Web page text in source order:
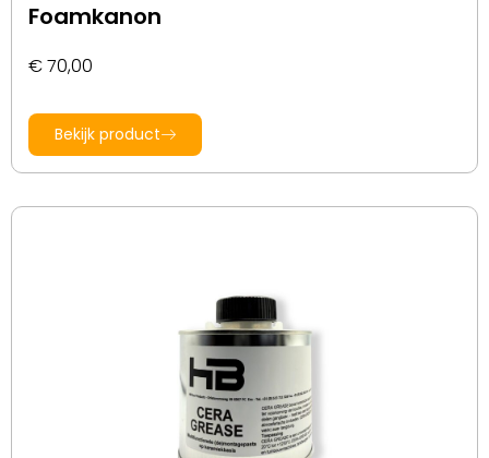
Foamkanon
€70,00
Bekijk product